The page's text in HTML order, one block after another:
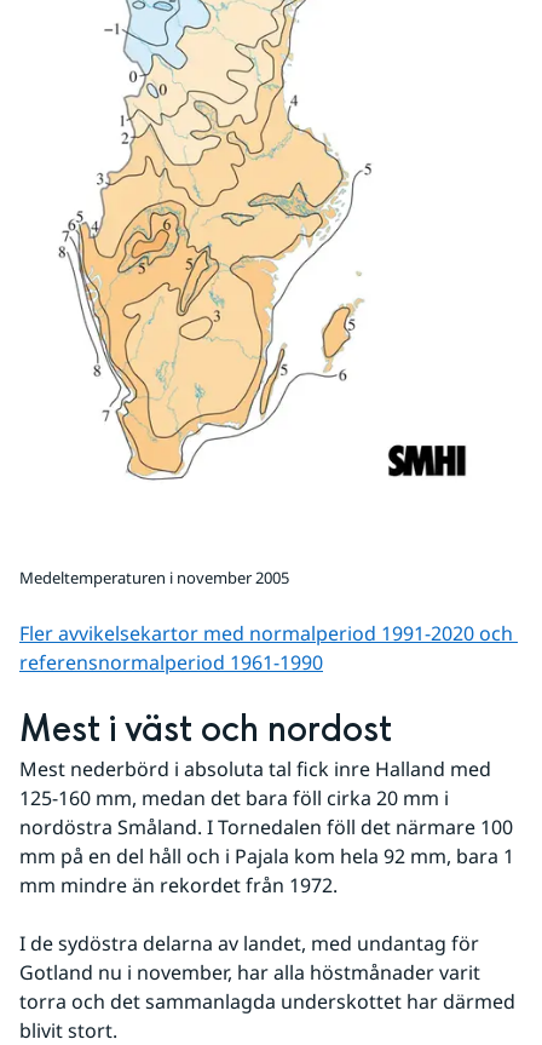
Medeltemperaturen i november 2005
Fler avvikelsekartor med normalperiod 1991-2020 och
referens­normalperiod 1961-1990
Mest i väst och nordost
Mest nederbörd i absoluta tal fick inre Halland med
125-160 mm, medan det bara föll cirka 20 mm i
nordöstra Småland. I Tornedalen föll det närmare 100
mm på en del håll och i Pajala kom hela 92 mm, bara 1
mm mindre än rekordet från 1972.
I de sydöstra delarna av landet, med undantag för
Gotland nu i november, har alla höstmånader varit
torra och det sammanlagda underskottet har därmed
blivit stort.